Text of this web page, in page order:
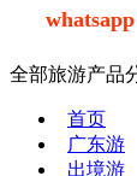
whatsapp
全部旅游产品
首页
广东游
出境游